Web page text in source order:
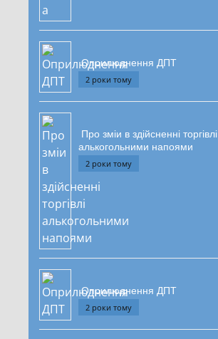
Оприлюднення ДПТ
2 роки тому
Про зміи в здійсненні торгівлі
алькогольними напоями
2 роки тому
Оприлюднення ДПТ
2 роки тому